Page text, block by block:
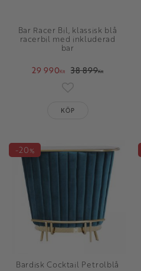
Bar Racer Bil, klassisk blå
racerbil med inkluderad
bar
29 990KR 38 899KR
Lägg till i favoriter
KÖP
Bardisk Cocktail Petrolblå
20%